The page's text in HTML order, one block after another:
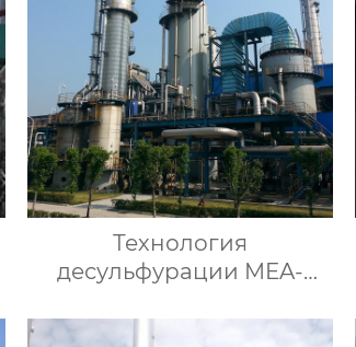
Технология
десульфурации MEA-